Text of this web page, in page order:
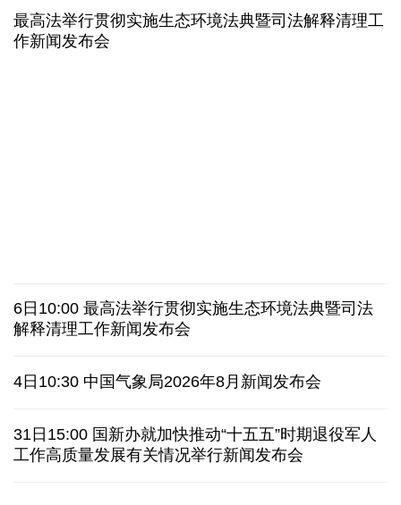
球票撬动全城消费 赛事经济如何将"流量"变"增量"
俄黑客称获取北约直接参与袭击俄领土的书面证据
美国上诉法院维持对白宫宴会厅改造项目的暂停令
西班牙要求意大利取消针对性旅客边检 意:不会撤销
6日10:00 最高法举行贯彻实施生态环境法典暨司法
解释清理工作新闻发布会
4日10:30 中国气象局2026年8月新闻发布会
31日15:00 国新办就加快推动“十五五”时期退役军人
工作高质量发展有关情况举行新闻发布会